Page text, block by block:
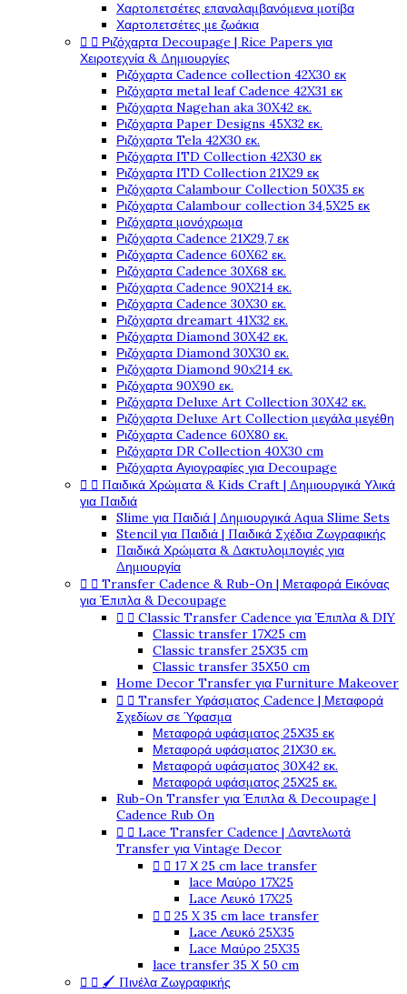
Χαρτοπετσέτες επαναλαμβανόμενα μοτίβα
Χαρτοπετσέτες με ζωάκια
  Ριζόχαρτα Decoupage | Rice Papers για
Χειροτεχνία & Δημιουργίες
Ριζόχαρτα Cadence collection 42X30 εκ
Ριζόχαρτα metal leaf Cadence 42X31 εκ
Ριζόχαρτα Nagehan aka 30X42 εκ.
Ριζόχαρτα Paper Designs 45X32 εκ.
Ριζόχαρτα Tela 42Χ30 εκ.
Ριζόχαρτα ITD Collection 42X30 εκ
Ριζόχαρτα ITD Collection 21X29 εκ
Ριζόχαρτα Calambour Collection 50X35 εκ
Ριζόχαρτα Calambour collection 34,5X25 εκ
Ριζόχαρτα μονόχρωμα
Ριζόχαρτα Cadence 21Χ29,7 εκ
Ριζόχαρτα Cadence 60X62 εκ.
Ριζόχαρτα Cadence 30X68 εκ.
Ριζόχαρτα Cadence 90X214 εκ.
Ριζόχαρτα Cadence 30X30 εκ.
Ριζόχαρτα dreamart 41X32 εκ.
Ριζόχαρτα Diamond 30X42 εκ.
Ριζόχαρτα Diamond 30X30 εκ.
Ριζόχαρτα Diamond 90x214 εκ.
Ριζόχαρτα 90X90 εκ.
Ριζόχαρτα Deluxe Art Collection 30X42 εκ.
Ριζόχαρτα Deluxe Art Collection μεγάλα μεγέθη
Ριζόχαρτα Cadence 60X80 εκ.
Ριζόχαρτα DR Collection 40X30 cm
Ριζόχαρτα Αγιογραφίες για Decoupage
  Παιδικά Χρώματα & Kids Craft | Δημιουργικά Υλικά
για Παιδιά
Slime για Παιδιά | Δημιουργικά Aqua Slime Sets
Stencil για Παιδιά | Παιδικά Σχέδια Ζωγραφικής
Παιδικά Χρώματα & Δακτυλομπογιές για
Δημιουργία
  Transfer Cadence & Rub-On | Μεταφορά Εικόνας
για Έπιπλα & Decoupage
  Classic Transfer Cadence για Έπιπλα & DIY
Classic transfer 17Χ25 cm
Classic transfer 25Χ35 cm
Classic transfer 35Χ50 cm
Home Decor Transfer για Furniture Makeover
  Transfer Υφάσματος Cadence | Μεταφορά
Σχεδίων σε Ύφασμα
Μεταφορά υφάσματος 25Χ35 εκ
Μεταφορά υφάσματος 21Χ30 εκ.
Μεταφορά υφάσματος 30Χ42 εκ.
Μεταφορά υφάσματος 25Χ25 εκ.
Rub-On Transfer για Έπιπλα & Decoupage |
Cadence Rub On
  Lace Transfer Cadence | Δαντελωτά
Transfer για Vintage Decor
  17 Χ 25 cm lace transfer
lace Μαύρο 17X25
Lace Λευκό 17X25
  25 X 35 cm lace transfer
Lace Λευκό 25X35
Lace Μαύρο 25X35
lace transfer 35 Χ 50 cm
  🖌️ Πινέλα Ζωγραφικής